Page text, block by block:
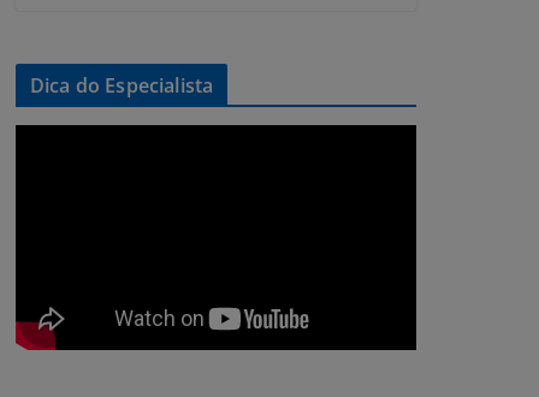
Dica do Especialista